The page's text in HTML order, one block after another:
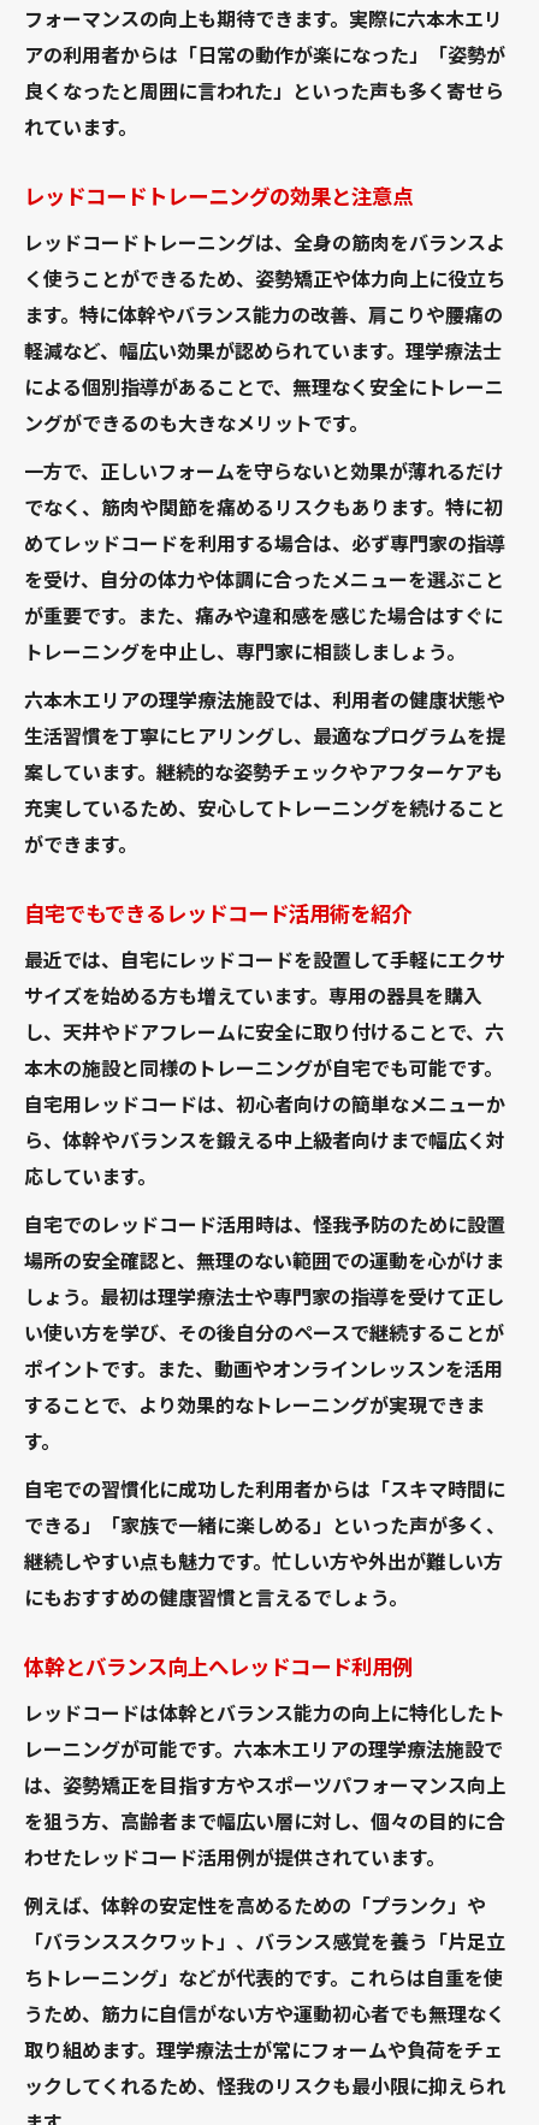
フォーマンスの向上も期待できます。実際に六本木エリ
アの利用者からは「日常の動作が楽になった」「姿勢が
良くなったと周囲に言われた」といった声も多く寄せら
れています。
レッドコードトレーニングの効果と注意点
レッドコードトレーニングは、全身の筋肉をバランスよ
く使うことができるため、姿勢矯正や体力向上に役立ち
ます。特に体幹やバランス能力の改善、肩こりや腰痛の
軽減など、幅広い効果が認められています。理学療法士
による個別指導があることで、無理なく安全にトレーニ
ングができるのも大きなメリットです。
一方で、正しいフォームを守らないと効果が薄れるだけ
でなく、筋肉や関節を痛めるリスクもあります。特に初
めてレッドコードを利用する場合は、必ず専門家の指導
を受け、自分の体力や体調に合ったメニューを選ぶこと
が重要です。また、痛みや違和感を感じた場合はすぐに
トレーニングを中止し、専門家に相談しましょう。
六本木エリアの理学療法施設では、利用者の健康状態や
生活習慣を丁寧にヒアリングし、最適なプログラムを提
案しています。継続的な姿勢チェックやアフターケアも
充実しているため、安心してトレーニングを続けること
ができます。
自宅でもできるレッドコード活用術を紹介
最近では、自宅にレッドコードを設置して手軽にエクサ
サイズを始める方も増えています。専用の器具を購入
し、天井やドアフレームに安全に取り付けることで、六
本木の施設と同様のトレーニングが自宅でも可能です。
自宅用レッドコードは、初心者向けの簡単なメニューか
ら、体幹やバランスを鍛える中上級者向けまで幅広く対
応しています。
自宅でのレッドコード活用時は、怪我予防のために設置
場所の安全確認と、無理のない範囲での運動を心がけま
しょう。最初は理学療法士や専門家の指導を受けて正し
い使い方を学び、その後自分のペースで継続することが
ポイントです。また、動画やオンラインレッスンを活用
することで、より効果的なトレーニングが実現できま
す。
自宅での習慣化に成功した利用者からは「スキマ時間に
できる」「家族で一緒に楽しめる」といった声が多く、
継続しやすい点も魅力です。忙しい方や外出が難しい方
にもおすすめの健康習慣と言えるでしょう。
体幹とバランス向上へレッドコード利用例
レッドコードは体幹とバランス能力の向上に特化したト
レーニングが可能です。六本木エリアの理学療法施設で
は、姿勢矯正を目指す方やスポーツパフォーマンス向上
を狙う方、高齢者まで幅広い層に対し、個々の目的に合
わせたレッドコード活用例が提供されています。
例えば、体幹の安定性を高めるための「プランク」や
「バランススクワット」、バランス感覚を養う「片足立
ちトレーニング」などが代表的です。これらは自重を使
うため、筋力に自信がない方や運動初心者でも無理なく
取り組めます。理学療法士が常にフォームや負荷をチェ
ックしてくれるため、怪我のリスクも最小限に抑えられ